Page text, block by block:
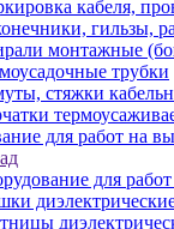
кабеля,
гильзы,
монтажные
трубки
стяжки
для работ на
для